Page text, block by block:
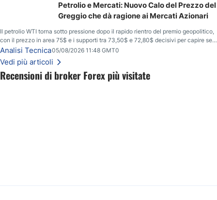
Recensioni di broker Forex più visitate
Petrolio e Mercati: Nuovo Calo del Prezzo del
Greggio che dà ragione ai Mercati Azionari
Il petrolio WTI torna sotto pressione dopo il rapido rientro del premio geopolitico,
con il prezzo in area 75$ e i supporti tra 73,50$ e 72,80$ decisivi per capire se il
ribasso potrà estendersi verso quota 70$.
Analisi Tecnica05/08/2026 11:48 GMT0
Vedi più articoli